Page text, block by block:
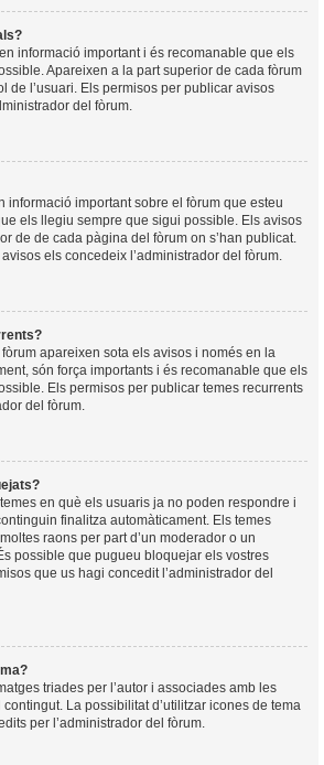
informació important i és recomanable que els
Apareixen a la part superior de cada fòrum
de l’usuari. Els permisos per publicar avisos
del fòrum.
informació important sobre el fòrum que esteu
els llegiu sempre que sigui possible. Els avisos
de de cada pàgina del fòrum on s’han publicat.
els concedeix l’administrador del fòrum.
fòrum apareixen sota els avisos i només en la
són força importants i és recomanable que els
Els permisos per publicar temes recurrents
del fòrum.
en què els usuaris ja no poden respondre i
finalitza automàticament. Els temes
raons per part d’un moderador o un
possible que pugueu bloquejar els vostres
que us hagi concedit l’administrador del
triades per l’autor i associades amb les
La possibilitat d’utilitzar icones de tema
per l’administrador del fòrum.